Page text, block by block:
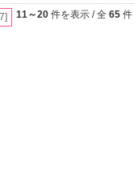
11～20 件を表示 / 全 65 件